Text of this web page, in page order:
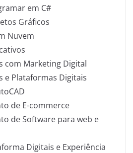
em C#
Gráficos
Nuvem
com Marketing Digital
e Plataformas Digitais
de E-commerce
de Software para web e
Digitais e Experiência